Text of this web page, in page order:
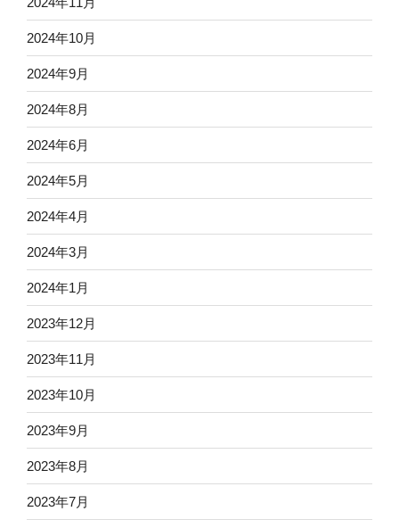
2024年10月
2024年9月
2024年8月
2024年6月
2024年5月
2024年4月
2024年3月
2024年1月
2023年12月
2023年11月
2023年10月
2023年9月
2023年8月
2023年7月